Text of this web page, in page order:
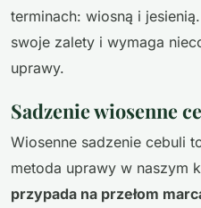
terminach: wiosną i
swoje zalety i wymaga
uprawy.
Sadzenie wiosenne
Wiosenne sadzenie cebuli
metoda uprawy w naszym
przypada na przełom